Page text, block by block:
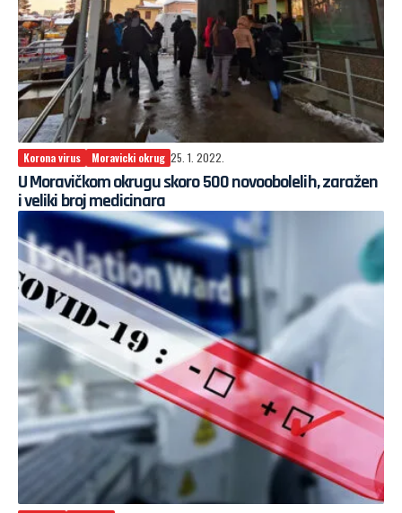
Korona virus Moravicki okrug 25. 1. 2022.
U Moravičkom okrugu skoro 500 novoobolelih, zaražen
i veliki broj medicinara